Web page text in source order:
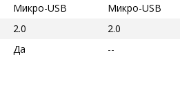
Микро-USB
Микро-USB
2.0
2.0
Да --